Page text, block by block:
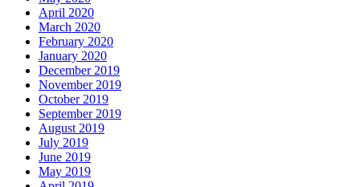
April 2020
March 2020
February 2020
January 2020
December 2019
November 2019
October 2019
September 2019
August 2019
July 2019
June 2019
May 2019